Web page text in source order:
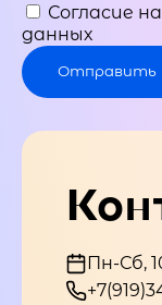
Согласие
данных
Отправить
Пн-Сб,